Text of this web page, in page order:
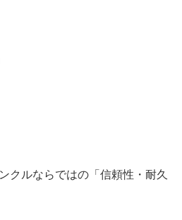
クルならではの「信頼性・耐久